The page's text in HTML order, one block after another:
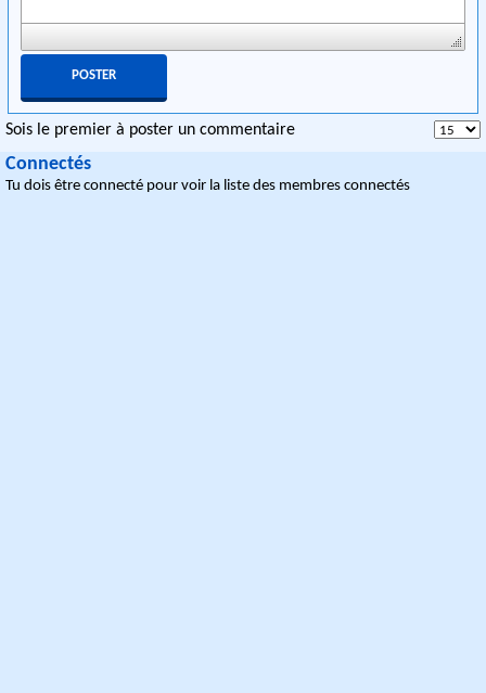
Sois le premier à poster un commentaire
Connectés
Tu dois être connecté pour voir la liste des membres connectés